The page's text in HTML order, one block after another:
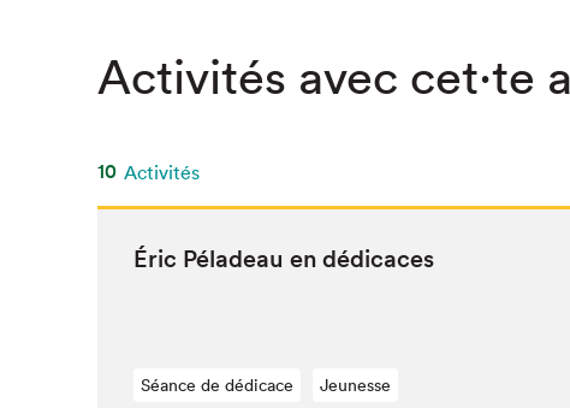
Activités avec cet·te
10 Activités
Éric Péladeau en dédicaces
Séance de dédicace Jeunesse